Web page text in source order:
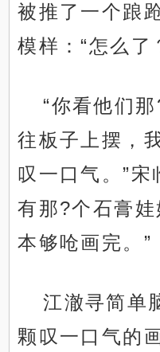
被推了一个踉
模样：“怎么了
“你看他们
往板子上摆，
叹一口气。”宋
有那?个石膏
本够呛画完。”
江澈寻简单
颗叹一口气的